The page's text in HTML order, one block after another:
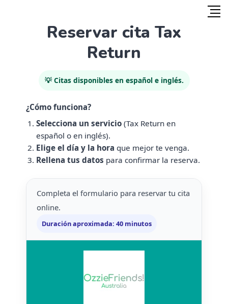
Reservar cita Tax
Return
💡 Citas disponibles en español e inglés.
¿Cómo funciona?
Selecciona un servicio (Tax Return en
español o en inglés).
Elige el día y la hora que mejor te venga.
Rellena tus datos para confirmar la reserva.
Completa el formulario para reservar tu cita
online.
Duración aproximada: 40 minutos